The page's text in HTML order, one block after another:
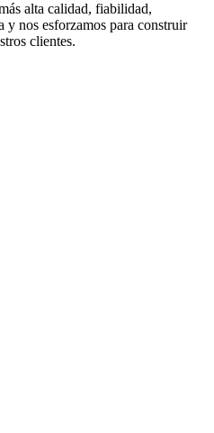
alta calidad, fiabilidad,
y nos esforzamos para construir
clientes.